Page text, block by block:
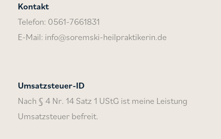
Kontakt
Telefon: 0561-7661831
E-Mail: info@soremski-heilpraktikerin.de
Umsatzsteuer-ID
Nach § 4 Nr. 14 Satz 1 UStG ist meine Leistung
Umsatzsteuer befreit.